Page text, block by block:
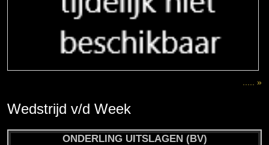
..... »
Wedstrijd v/d Week
ONDERLING UITSLAGEN (BV)